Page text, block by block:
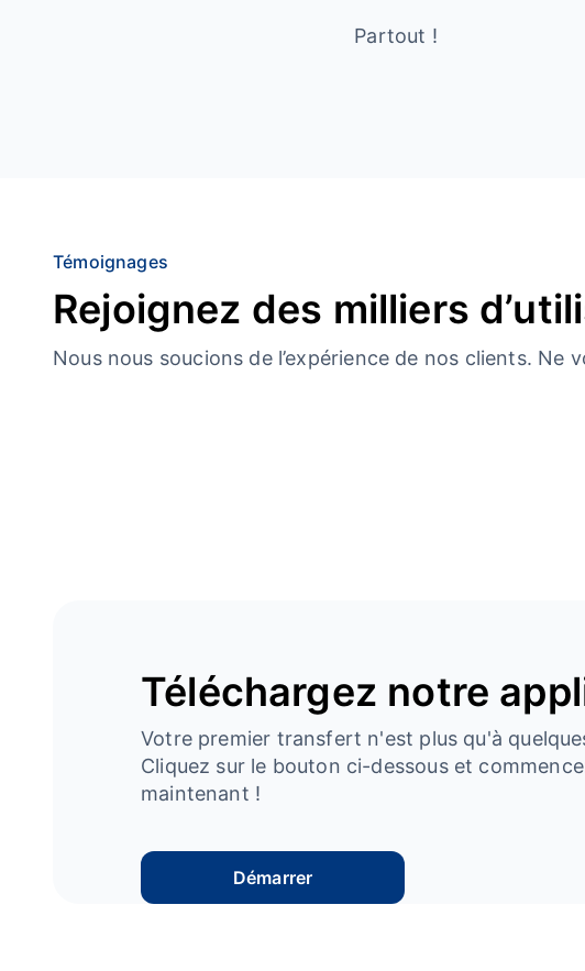
Partout !
Témoignages
Rejoignez des milliers
Nous nous soucions de l’expérience de nos clients.
Téléchargez notre
Votre premier transfert n'est plus qu'à
Cliquez sur le bouton ci-dessous et
maintenant !
Démarrer